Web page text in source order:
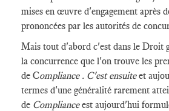
mises en œuvre d'engagement après
prononcées par les autorités de
Mais tout d'abord c'est dans le Droit
la concurrence que l'on trouve les
de Compliance . C'est ensuiteet
termes d'une généralité rarement
de Complianceest aujourd'hui